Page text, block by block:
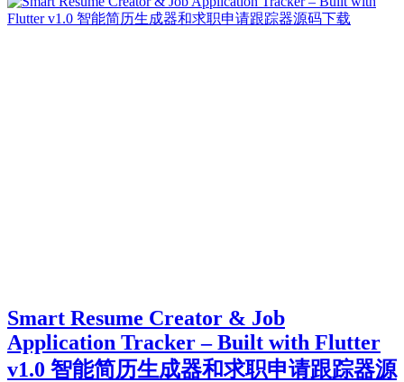
Smart Resume Creator & Job
Application Tracker – Built with Flutter
v1.0 智能简历生成器和求职申请跟踪器源